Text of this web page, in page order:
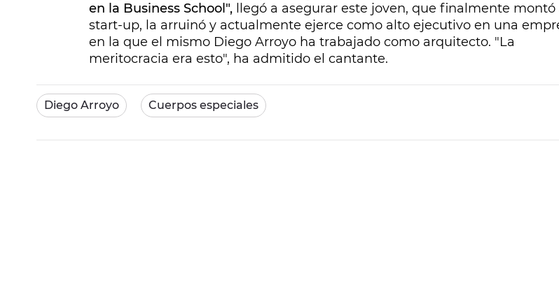
en la Business School",
llegó a asegurar este joven, que finalmente montó
start-up, la arruinó y actualmente ejerce como alto ejecutivo en una
en la que el mismo Diego Arroyo ha trabajado como arquitecto. "La
meritocracia era esto", ha admitido el cantante.
Diego Arroyo Cuerpos especiales